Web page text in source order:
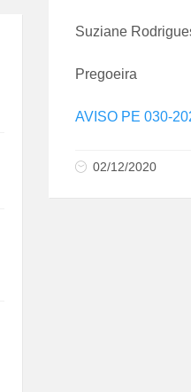
Suziane
Pregoeira
AVISO PE 030-
02/12/2020